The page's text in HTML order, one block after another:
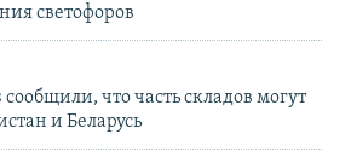
светофоров
что часть складов могут
и Беларусь